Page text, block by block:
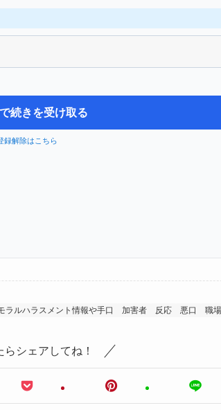
続きを受け取る
録解除はこちら
ラルハラスメント情報や手口 加害者 反応 悪口 職場
らシェアしてね！